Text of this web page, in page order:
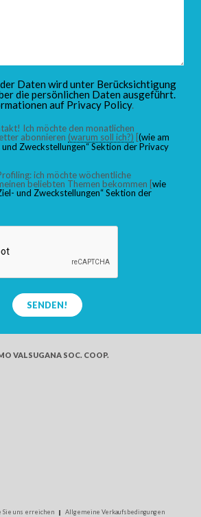
KINDER
Daten wird unter Berücksichtigung
die persönlichen Daten ausgeführt.
auf Privacy Policy.
Ich möchte den monatlichen
abonnieren (warum soll ich?) [(wie am
Zweckstellungen“ Sektion der Privacy
ich möchte wöchentliche
beliebten Themen bekommen [wie
und Zweckstellungen“ Sektion der
SENDEN!
VALSUGANA SOC. COOP.
Sie uns erreichen Allgemeine Verkaufsbedingungen